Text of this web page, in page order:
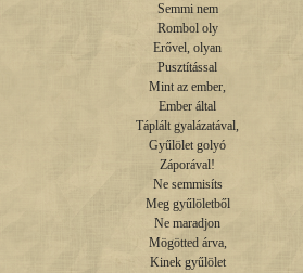
Semmi nem
Rombol oly
Erővel, olyan
Pusztítással
Mint az ember,
Ember által
Táplált gyalázatával,
Gyűlölet golyó
Záporával!
Ne semmisíts
Meg gyűlöletből
Ne maradjon
Mögötted árva,
Kinek gyűlölet